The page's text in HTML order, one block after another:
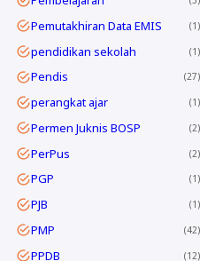
Pemutakhiran Data EMIS 1
pendidikan sekolah 1
Pendis 27
perangkat ajar 1
Permen Juknis BOSP 2
PerPus 2
PGP 1
PJB 1
PMP 42
PPDB 12